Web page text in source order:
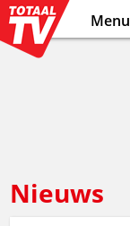
Menu
Nieuws